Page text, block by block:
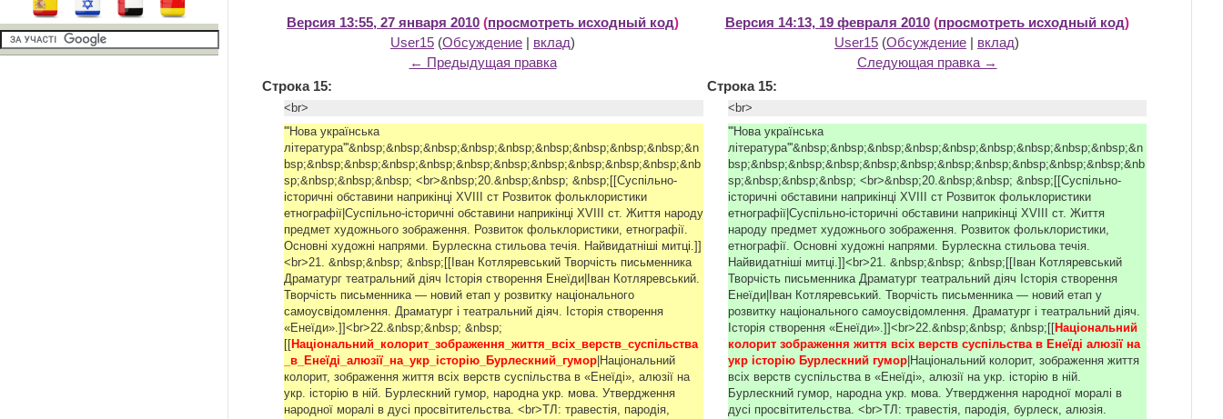
Версия 13:55, 27 января 2010 (просмотреть исходный код)
User15 (Обсуждение | вклад)
← Предыдущая правка
Версия 14:13, 19 февраля 2010(просмотреть исходный код)
User15 (Обсуждение | вклад)
Следующая правка →
Строка 15:
Строка 15:
<br> <br>
'''Нова українська
література'''&nbsp;&nbsp;&nbsp;&nbsp;&nbsp;&nbsp;&nbsp;&nbsp;&nbsp;&n
bsp;&nbsp;&nbsp;&nbsp;&nbsp;&nbsp;&nbsp;&nbsp;&nbsp;&nbsp;&nbsp;&nb
sp;&nbsp;&nbsp;&nbsp; <br>&nbsp;20.&nbsp;&nbsp; &nbsp;[[Суспільно-
історичні обставини наприкінці XVIII ст Розвиток фольклористики
етнографії|Суспільно-історичні обставини наприкінці XVIII ст. Життя народу
предмет художнього зображення. Розвиток фольклористики, етнографії.
Основні художні напрями. Бурлескна стильова течія. Найвидатніші митці.]]
<br>21. &nbsp;&nbsp; &nbsp;[[Іван Котляревський Творчість письменника
Драматург театральний діяч Історія створення Енеїди|Іван Котляревський.
Творчість письменника — новий етап у розвитку національного
самоусвідомлення. Драматург і театральний діяч. Історія створення
«Енеїди».]]<br>22.&nbsp;&nbsp; &nbsp;
Національний_колорит_зображення_життя_всіх_верств_суспільства
_в_Енеїді_алюзії_на_укр_історію_Бурлескний_гумор |Національний
колорит, зображення життя всіх верств суспільства в «Енеїді», алюзії на
укр. історію в ній. Бурлескний гумор, народна укр. мова. Утвердження
народної моралі в дусі просвітительства. <br>ТЛ: травестія, пародія,
'''Нова українська
література'''&nbsp;&nbsp;&nbsp;&nbsp;&nbsp;&nbsp;&nbsp;&nbsp;&nbsp;&n
bsp;&nbsp;&nbsp;&nbsp;&nbsp;&nbsp;&nbsp;&nbsp;&nbsp;&nbsp;&nbsp;&nb
sp;&nbsp;&nbsp;&nbsp; <br>&nbsp;20.&nbsp;&nbsp; &nbsp;[[Суспільно-
історичні обставини наприкінці XVIII ст Розвиток фольклористики
етнографії|Суспільно-історичні обставини наприкінці XVIII ст. Життя
народу предмет художнього зображення. Розвиток фольклористики,
етнографії. Основні художні напрями. Бурлескна стильова течія.
Найвидатніші митці.]]<br>21. &nbsp;&nbsp; &nbsp;[[Іван Котляревський
Творчість письменника Драматург театральний діяч Історія створення
Енеїди|Іван Котляревський. Творчість письменника — новий етап у
розвитку національного самоусвідомлення. Драматург і театральний діяч.
Історія створення «Енеїди».]]<br>22.&nbsp;&nbsp; &nbsp;[[
Національний
колорит зображення життя всіх верств суспільства в Енеїді алюзії на
укр історію Бурлескний гумор |Національний колорит, зображення життя
всіх верств суспільства в «Енеїді», алюзії на укр. історію в ній.
Бурлескний гумор, народна укр. мова. Утвердження народної моралі в
дусі просвітительства. <br>ТЛ: травестія, пародія, бурлеск, алюзія.